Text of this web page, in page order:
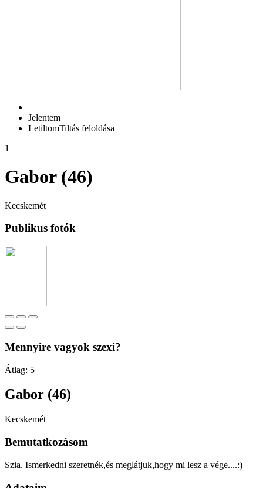
Jelentem
LetiltomTiltás feloldása
1
Gabor (46)
Kecskemét
Publikus fotók
Mennyire vagyok szexi?
Átlag: 5
Gabor (46)
Kecskemét
Bemutatkozásom
Szia. Ismerkedni szeretnék,és meglátjuk,hogy mi lesz a vége....:)